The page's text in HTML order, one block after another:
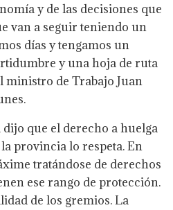
y de las decisiones que
van a seguir teniendo un
días y tengamos un
y una hoja de ruta
ministro de Trabajo Juan
que el derecho a huelga
provincia lo respeta. En
tratándose de derechos
ese rango de protección.
de los gremios. La